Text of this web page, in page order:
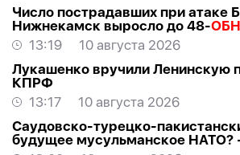
Число пострадавших при атаке
Нижнекамск выросло до 48-
13:19
10 августа 2026
Лукашенко вручили Ленинскую
КПРФ
13:17
10 августа 2026
Саудовско-турецко-
будущее мусульманское НАТО?